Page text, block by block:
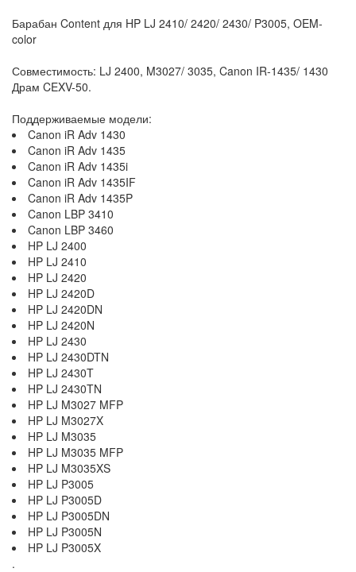
Барабан Content для HP LJ 2410/ 2420/ 2430/ P3005, OEM-
color
Совместимость: LJ 2400, M3027/ 3035, Canon IR-1435/ 1430
Драм CEXV-50.
Поддерживаемые модели:
Canon iR Adv 1430
Canon iR Adv 1435
Canon iR Adv 1435i
Canon iR Adv 1435IF
Canon iR Adv 1435P
Canon LBP 3410
Canon LBP 3460
HP LJ 2400
HP LJ 2410
HP LJ 2420
HP LJ 2420D
HP LJ 2420DN
HP LJ 2420N
HP LJ 2430
HP LJ 2430DTN
HP LJ 2430T
HP LJ 2430TN
HP LJ M3027 MFP
HP LJ M3027X
HP LJ M3035
HP LJ M3035 MFP
HP LJ M3035XS
HP LJ P3005
HP LJ P3005D
HP LJ P3005DN
HP LJ P3005N
HP LJ P3005X
.